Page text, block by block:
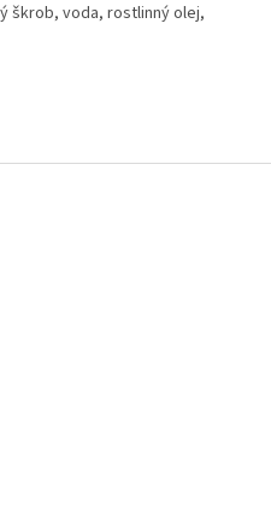
škrob, voda, rostlinný olej,